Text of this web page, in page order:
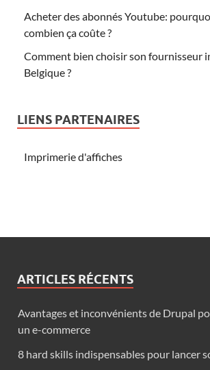
Acheter des abonnés Youtube:
combien ça coûte ?
Comment bien choisir son fournisseur
Belgique ?
LIENS PARTENAIRES
Imprimerie d'affiches
ARTICLES RÉCENTS
Avantages et inconvénients de Drupal
un e-commerce
8 hard skills indispensables pour lancer